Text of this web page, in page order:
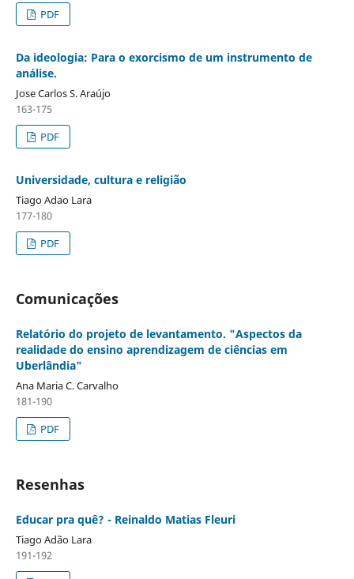
PDF
Da ideologia: Para o exorcismo de um instrumento de
análise.
Jose Carlos S. Araújo
163-175
PDF
Universidade, cultura e religião
Tiago Adao Lara
177-180
PDF
Comunicações
Relatório do projeto de levantamento. "Aspectos da
realidade do ensino aprendizagem de ciências em
Uberlândia"
Ana Maria C. Carvalho
181-190
PDF
Resenhas
Educar pra quê? - Reinaldo Matias Fleuri
Tiago Adão Lara
191-192